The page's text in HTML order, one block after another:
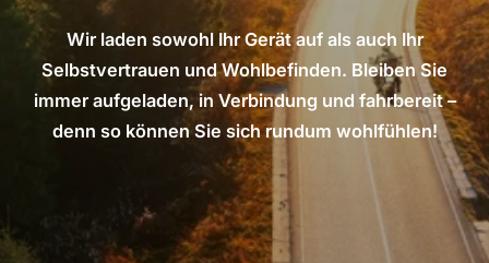
Wir laden sowohl Ihr Gerät auf als auch Ihr
Selbstvertrauen und Wohlbefinden. Bleiben Sie
immer aufgeladen, in Verbindung und fahrbereit –
denn so können Sie sich rundum wohlfühlen!